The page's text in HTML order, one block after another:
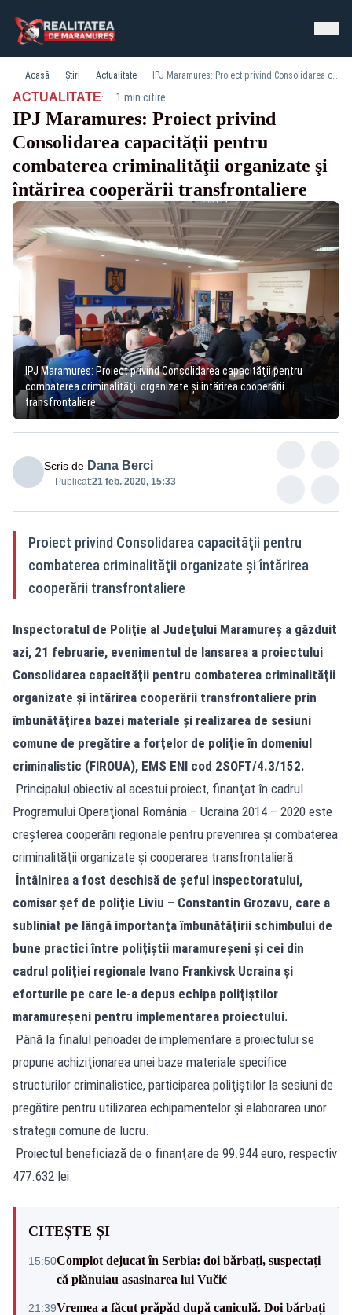
Acasă Știri Actualitate IPJ Maramures: Proiect privind Consolidarea capacităţii pentru combaterea criminalităţii organizate şi întărirea cooperării transfrontaliere
ACTUALITATE· 1 min citire
IPJ Maramures: Proiect privind
Consolidarea capacităţii pentru
combaterea criminalităţii organizate şi
întărirea cooperării transfrontaliere
IPJ Maramures: Proiect privind Consolidarea capacităţii pentru
combaterea criminalităţii organizate şi întărirea cooperării
transfrontaliere
Scris de Dana Berci
Publicat:21 feb. 2020, 15:33
Proiect privind Consolidarea capacităţii pentru
combaterea criminalităţii organizate şi întărirea
cooperării transfrontaliere
Inspectoratul de Poliţie al Judeţului Maramureş a găzduit
azi, 21 februarie, evenimentul de lansarea a proiectului
Consolidarea capacităţii pentru combaterea criminalităţii
organizate şi întărirea cooperării transfrontaliere prin
îmbunătăţirea bazei materiale şi realizarea de sesiuni
comune de pregătire a forţelor de poliţie în domeniul
criminalistic (FIROUA), EMS ENI cod 2SOFT/4.3/152.
Principalul obiectiv al acestui proiect, finanţat în cadrul
Programului Operaţional România – Ucraina 2014 – 2020 este
creşterea cooperării regionale pentru prevenirea şi combaterea
criminalităţii organizate şi cooperarea transfrontalieră.
Întâlnirea a fost deschisă de şeful inspectoratului,
comisar şef de poliţie Liviu – Constantin Grozavu, care a
subliniat pe lângă importanţa îmbunătăţirii schimbului de
bune practici între poliţiştii maramureşeni şi cei din
cadrul poliţiei regionale Ivano Frankivsk Ucraina şi
eforturile pe care le-a depus echipa poliţiştilor
maramureşeni pentru implementarea proiectului.
Până la finalul perioadei de implementare a proiectului se
propune achiziţionarea unei baze materiale specifice
structurilor criminalistice, participarea poliţiştilor la sesiuni de
pregătire pentru utilizarea echipamentelor şi elaborarea unor
strategii comune de lucru.
Proiectul beneficiază de o finanţare de 99.944 euro, respectiv
477.632 lei.
CITEȘTE ȘI
15:50Complot dejucat în Serbia: doi bărbați, suspectați
că plănuiau asasinarea lui Vučić
21:39Vremea a făcut prăpăd după caniculă. Doi bărbați